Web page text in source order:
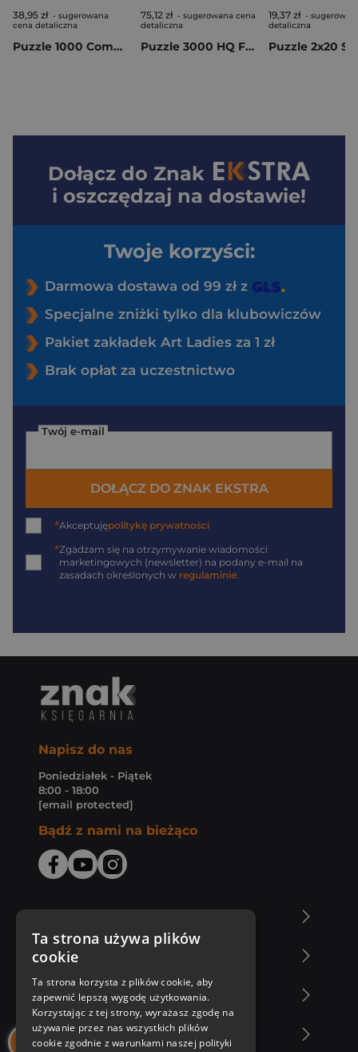
38,95 zł - sugerowana
cena detaliczna
Puzzle 1000 Compact Rick and Morty 37510
75,12 zł - sugerowana cena
detaliczna
Puzzle 3000 HQ Free to Roam 33038
19,37 zł -
detaliczna
Dołącz do Znak
i oszczędzaj na dostawie!
Twoje korzyści:
Darmowa dostawa od 99 zł z
Specjalne zniżki tylko dla klubowiczów
Pakiet zakładek Art Ladies za 1 zł
Brak opłat za uczestnictwo
Twój e-mail
DOŁĄCZ DO ZNAK EKSTRA
*Akceptujępolitykę prywatności
*Zgadzam się na otrzymywanie wiadomości
marketingowych (newsletter) na podany e-mail na
zasadach określonych w regulaminie.
Napisz do nas
Poniedziałek - Piątek
8:00 - 18:00
[email protected]
Bądź z nami na bieżąco
Zakupy u nas
Nasza oferta
Nasi autorzy
Ta strona używa plików
cookie
Ta strona korzysta z plików cookie, aby
zapewnić lepszą wygodę użytkowania.
Korzystając z tej strony, wyrażasz zgodę na
używanie przez nas wszystkich plików
cookie zgodnie z warunkami naszej polityki